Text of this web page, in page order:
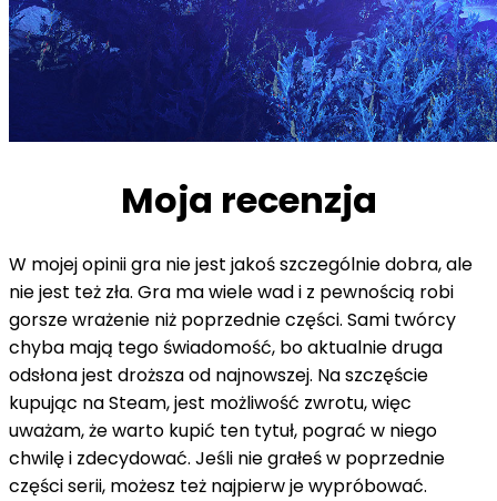
Moja recenzja
W mojej opinii gra nie jest jakoś szczególnie dobra, ale
nie jest też zła. Gra ma wiele wad i z pewnością robi
gorsze wrażenie niż poprzednie części. Sami twórcy
chyba mają tego świadomość, bo aktualnie druga
odsłona jest droższa od najnowszej. Na szczęście
kupując na Steam, jest możliwość zwrotu, więc
uważam, że warto kupić ten tytuł, pograć w niego
chwilę i zdecydować. Jeśli nie grałeś w poprzednie
części serii, możesz też najpierw je wypróbować.